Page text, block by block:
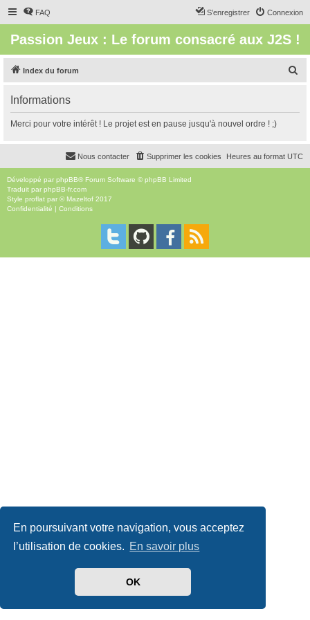
En poursuivant votre navigation, vous acceptez
l’utilisation de cookies. En savoir plus
OK
FAQ Connexion
S’enregistrer
Passion Jeux : Le forum consacré aux J2S !
Index du forum
r
c
Informations
Merci pour votre intérêt ! Le projet est en pause jusqu'à nouvel ordre ! ;)
Heures au format UTC
Supprimer les cookies
Nous contacter
Développé par phpBB® Forum Software © phpBB Limited
Traduit par phpBB-fr.com
Style proflat par © Mazeltof 2017
Confidentialité | Conditions